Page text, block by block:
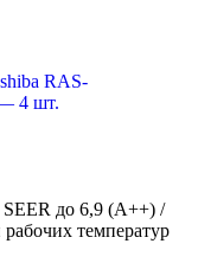
RAS-
4 шт.
до 6,9 (A++) /
температур